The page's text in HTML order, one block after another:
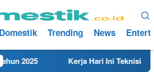
Trending News
Kerja Hari Ini Teknisi/Mekanik